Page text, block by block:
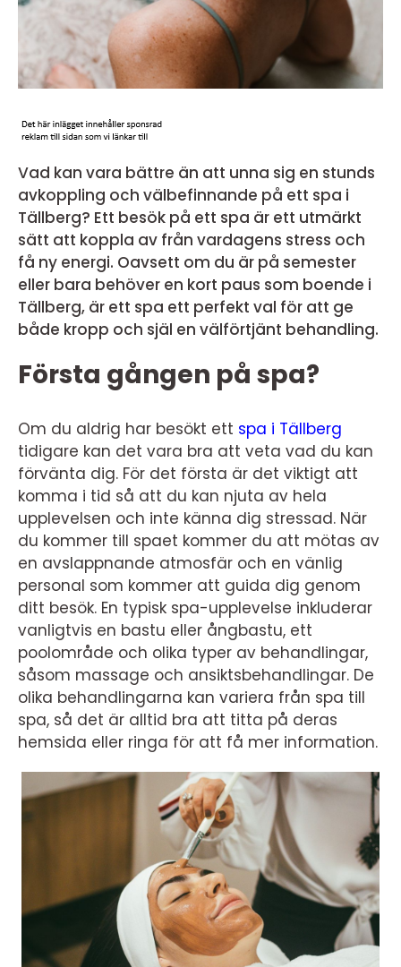
Vad kan vara bättre än att unna sig en stunds
avkoppling och välbefinnande på ett spa i
Tällberg? Ett besök på ett spa är ett utmärkt
sätt att koppla av från vardagens stress och
få ny energi. Oavsett om du är på semester
eller bara behöver en kort paus som boende i
Tällberg, är ett spa ett perfekt val för att ge
både kropp och själ en välförtjänt behandling.
Första gången på spa?
Om du aldrig har besökt ett spa i Tällberg
tidigare kan det vara bra att veta vad du kan
förvänta dig. För det första är det viktigt att
komma i tid så att du kan njuta av hela
upplevelsen och inte känna dig stressad. När
du kommer till spaet kommer du att mötas av
en avslappnande atmosfär och en vänlig
personal som kommer att guida dig genom
ditt besök. En typisk spa-upplevelse inkluderar
vanligtvis en bastu eller ångbastu, ett
poolområde och olika typer av behandlingar,
såsom massage och ansiktsbehandlingar. De
olika behandlingarna kan variera från spa till
spa, så det är alltid bra att titta på deras
hemsida eller ringa för att få mer information.